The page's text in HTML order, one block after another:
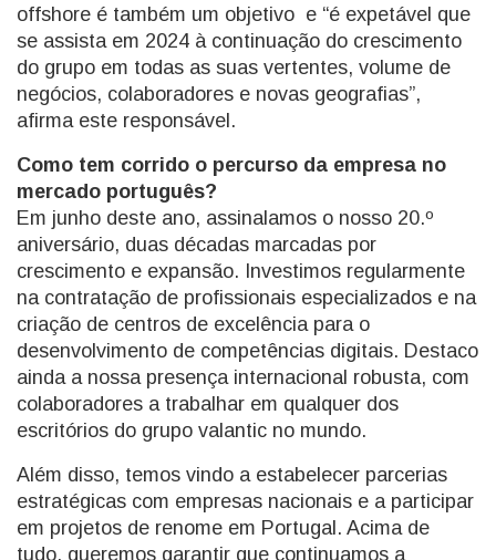
offshore é também um objetivo e “é expetável que
se assista em 2024 à continuação do crescimento
do grupo em todas as suas vertentes, volume de
negócios, colaboradores e novas geografias”,
afirma este responsável.
Como tem corrido o percurso da empresa no
mercado português?
Em junho deste ano, assinalamos o nosso 20.º
aniversário, duas décadas marcadas por
crescimento e expansão. Investimos regularmente
na contratação de profissionais especializados e na
criação de centros de excelência para o
desenvolvimento de competências digitais. Destaco
ainda a nossa presença internacional robusta, com
colaboradores a trabalhar em qualquer dos
escritórios do grupo valantic no mundo.
Além disso, temos vindo a estabelecer parcerias
estratégicas com empresas nacionais e a participar
em projetos de renome em Portugal. Acima de
tudo, queremos garantir que continuamos a